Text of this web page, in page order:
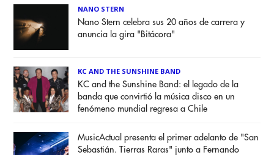
NANO STERN
Nano Stern celebra sus 20 años de carrera y
anuncia la gira "Bitácora"
KC AND THE SUNSHINE BAND
KC and the Sunshine Band: el legado de la
banda que convirtió la música disco en un
fenómeno mundial regresa a Chile
MusicActual presenta el primer adelanto de "San
Sebastián. Tierras Raras" junto a Fernando